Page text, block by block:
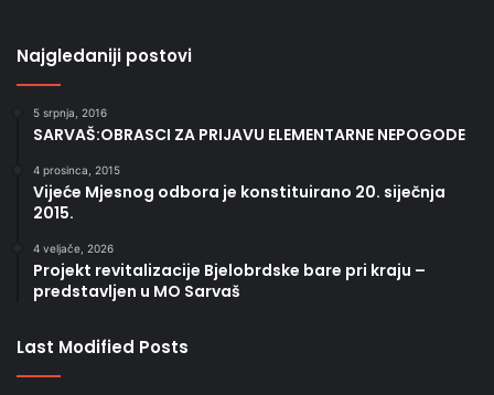
Najgledaniji postovi
5 srpnja, 2016
SARVAŠ:OBRASCI ZA PRIJAVU ELEMENTARNE NEPOGODE
4 prosinca, 2015
Vijeće Mjesnog odbora je konstituirano 20. siječnja
2015.
4 veljače, 2026
Projekt revitalizacije Bjelobrdske bare pri kraju –
predstavljen u MO Sarvaš
Last Modified Posts